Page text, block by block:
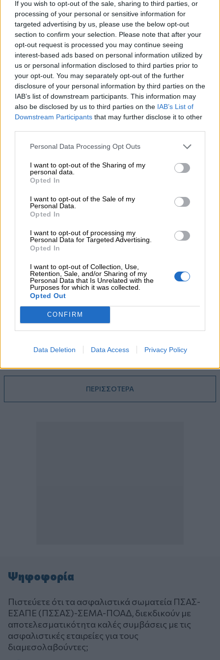
If you wish to opt-out of the sale, sharing to third parties, or
processing of your personal or sensitive information for
targeted advertising by us, please use the below opt-out
section to confirm your selection. Please note that after your
opt-out request is processed you may continue seeing
interest-based ads based on personal information utilized by
us or personal information disclosed to third parties prior to
your opt-out. You may separately opt-out of the further
disclosure of your personal information by third parties on the
IAB’s list of downstream participants. This information may
also be disclosed by us to third parties on the IAB’s List of
Downstream Participants that may further disclose it to other
Personal Data Processing Opt Outs
I want to opt-out of the Sharing of my
personal data.
Opted In
I want to opt-out of the Sale of my
Personal Data.
Opted In
I want to opt-out of processing my
Personal Data for Targeted Advertising.
Opted In
I want to opt-out of Collection, Use,
Retention, Sale, and/or Sharing of my
Personal Data that Is Unrelated with the
Purposes for which it was collected.
Opted Out
CONFIRM
Data Deletion Data Access Privacy Policy
Kavita Patel - PhARMA Innovation Forum: Ένα στα πέντε
καινοτόμα φάρμακα φτάνει τελικά στην Ελλάδα
06.08.2026 - 11:37
Μείωση ασφαλιστικών εισφορών ύψους 240 εκατ. ευρώ
ζητούν οι έμποροι από την Κυβέρνηση
06.08.2026 - 10:45
Ευρώπη: Μπορεί η κλιματική αλλαγή να οδηγήσει σε
ενεργειακή κρίση;
06.08.2026 - 09:15
06.08.2026 - 08:40
ελληνικές τράπεζες «πρωταθλήτριες» στα δάνεια, νέο deal
Βαρδινογιάννη- Εξάρχου και ο διπλασιασμός των κερδών της
05.08.2026 - 13:37
μπορεί να έχουμε θεραπεία που αναστέλλει την εξέλιξη του
Πάρκινσον»
05.08.2026 - 12:33
Ε.Ε και παράνομη μετανάστευση: προτάσεις και δράσεις με
παρονομαστή το κοινό συμφέρον
05.08.2026 - 12:11
Αντώνης Βουκλαρής - «ΕΡΡΙΚΟΣ ΝΤΥΝΑΝ»
Η νέα εποχή στην εκπαίδευση των ασφαλιστικών
ΠΕΡΙΣΣΟΤΕΡΑ
Ψηφοφορία
Πιστεύετε ότι τα ασφαλιστικά σωματεία ΠΣΑΣ-
ΕΣΑΠΕ (ΠΣΣΑΣ)-ΣΕΜΑ-ΠΟΑΔ, διεκδικούν με
αποτελεσματικότητα καλές συμβάσεις με τις
ασφαλιστικές εταιρείες για τους
διαμεσολαβούντες;